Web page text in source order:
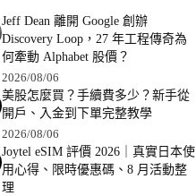
Jeff Dean 離開 Google 創辦
Discovery Loop，27 年工程傳奇為
何牽動 Alphabet 股價？
2026/08/06
美股怎麼買？手續費多少？新手從
開戶、入金到下單完整教學
2026/08/06
Joytel eSIM 評價 2026｜真實日本使
用心得、限時優惠碼、8 月活動整
理